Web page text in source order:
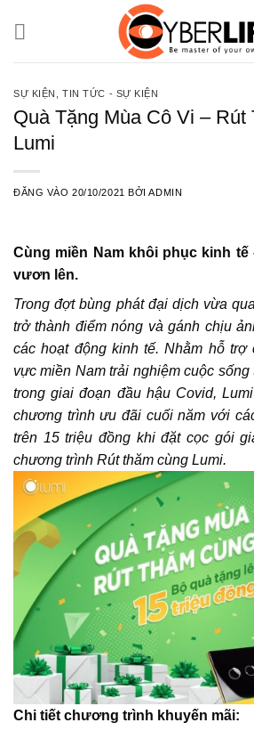
SỰ KIỆN ,TIN TỨC - SỰ KIỆN
Quà Tặng Mùa Cô Vi – Rút
Lumi
ĐĂNG VÀO20/10/2021 BỞIADMIN
Cùng miền Nam khôi phục kinh tế
vươn lên.
Trong đợt bùng phát đại dịch vừa
trở thành điểm nóng và gánh chịu
các hoạt động kinh tế. Nhằm hỗ trợ
vực miền Nam trải nghiệm cuộc
trong giai đoạn đầu hậu Covid,
chương trình ưu đãi cuối năm với
trên 15 triệu đồng khi đặt cọc gói
chương trình Rút thăm cùng Lumi.
Chi tiết chương trình khuyến mãi: